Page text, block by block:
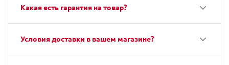
Какая есть гарантия на товар?
Условия доставки в вашем магазине?